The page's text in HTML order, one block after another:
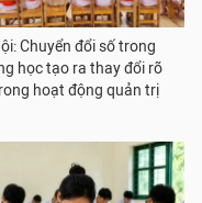
Chuyển đổi số trong
học tạo ra thay đổi rõ
hoạt động quản trị